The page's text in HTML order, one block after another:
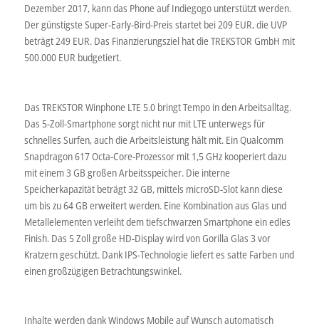
Dezember 2017, kann das Phone auf Indiegogo unterstützt werden.
Der günstigste Super-Early-Bird-Preis startet bei 209 EUR, die UVP
beträgt 249 EUR. Das Finanzierungsziel hat die TREKSTOR GmbH mit
500.000 EUR budgetiert.
Das TREKSTOR Winphone LTE 5.0 bringt Tempo in den Arbeitsalltag.
Das 5-Zoll-Smartphone sorgt nicht nur mit LTE unterwegs für
schnelles Surfen, auch die Arbeitsleistung hält mit. Ein Qualcomm
Snapdragon 617 Octa-Core-Prozessor mit 1,5 GHz kooperiert dazu
mit einem 3 GB großen Arbeitsspeicher. Die interne
Speicherkapazität beträgt 32 GB, mittels microSD-Slot kann diese
um bis zu 64 GB erweitert werden. Eine Kombination aus Glas und
Metallelementen verleiht dem tiefschwarzen Smartphone ein edles
Finish. Das 5 Zoll große HD-Display wird von Gorilla Glas 3 vor
Kratzern geschützt. Dank IPS-Technologie liefert es satte Farben und
einen großzügigen Betrachtungswinkel.
Inhalte werden dank Windows Mobile auf Wunsch automatisch